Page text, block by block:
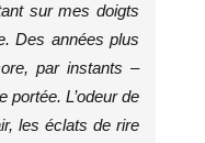
sur mes doigts
Des années plus
par instants –
portée. L’odeur de
les éclats de rire